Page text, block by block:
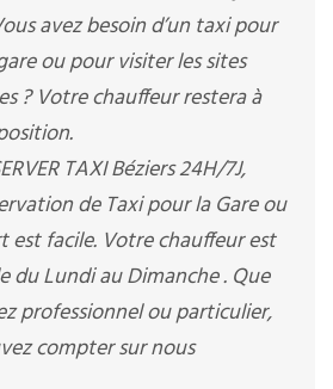
avez besoin d’un taxi pour
ou pour visiter les sites
? Votre chauffeur restera à
TAXI Béziers 24H/7J,
de Taxi pour la Gare ou
est facile. Votre chauffeur est
du Lundi au Dimanche . Que
professionnel ou particulier,
compter sur nous